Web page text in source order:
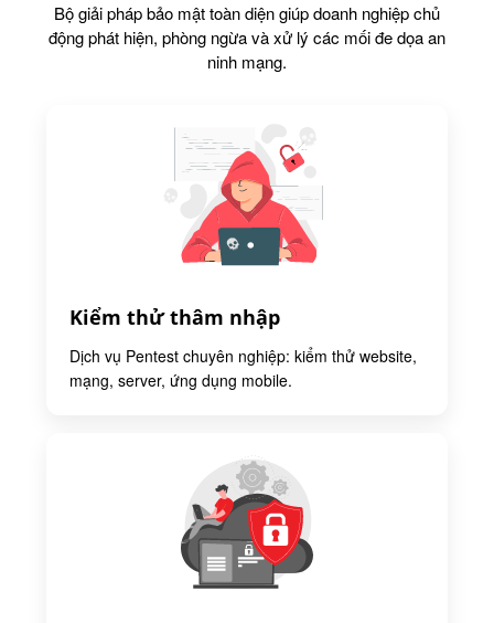
Bộ giải pháp bảo mật toàn diện giúp doanh nghiệp chủ
động phát hiện, phòng ngừa và xử lý các mối đe dọa an
ninh mạng.
Kiểm thử thâm nhập
Dịch vụ Pentest chuyên nghiệp: kiểm thử website,
mạng, server, ứng dụng mobile.